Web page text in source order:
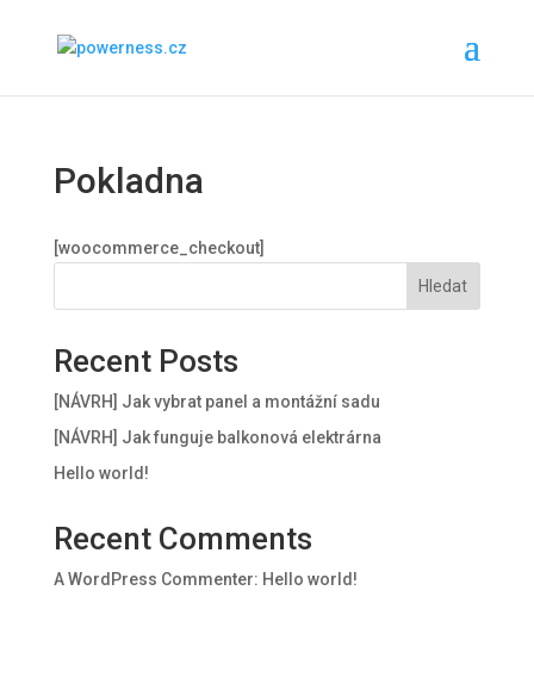
Pokladna
[woocommerce_checkout]
Hledat
Recent Posts
[NÁVRH] Jak vybrat panel a montážní sadu
[NÁVRH] Jak funguje balkonová elektrárna
Hello world!
Recent Comments
A WordPress Commenter: Hello world!